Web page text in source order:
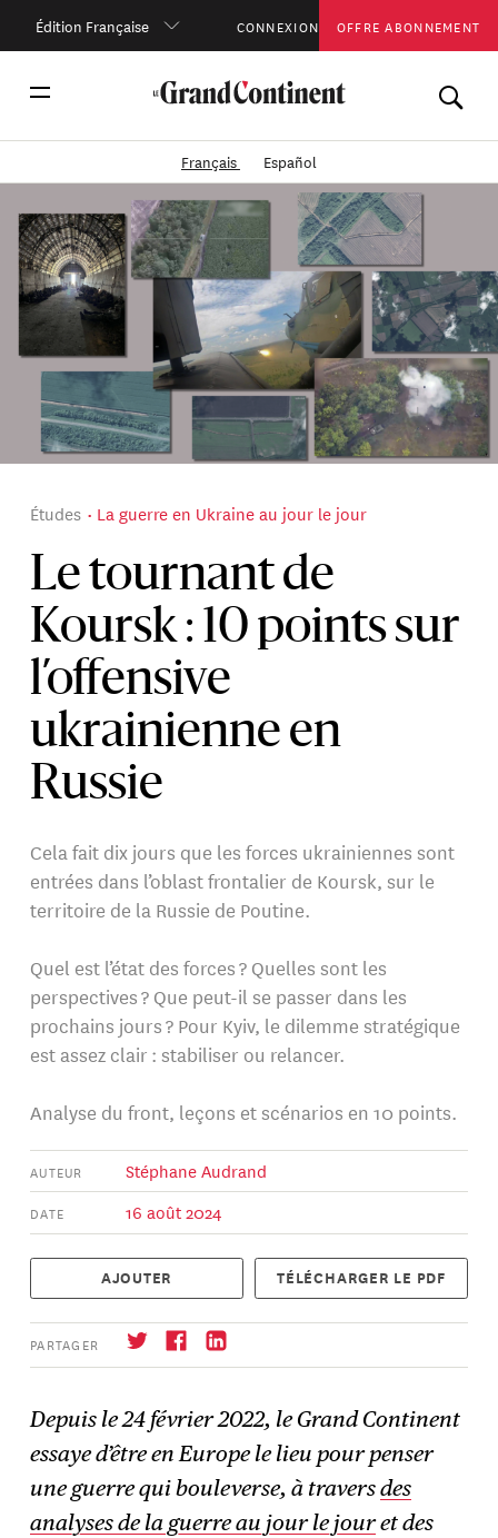
Édition Française CONNEXION OFFRE ABONNEMENT
Français Español
Le tournant de
Koursk : 10 points sur
l’offensive
ukrainienne en
Russie
Études La guerre en Ukraine au jour le jour
Cela fait dix jours que les forces ukrainiennes sont
entrées dans l’oblast frontalier de Koursk, sur le
territoire de la Russie de Poutine.
Quel est l’état des forces ? Quelles sont les
perspectives ? Que peut-il se passer dans les
prochains jours ? Pour Kyiv, le dilemme stratégique
est assez clair : stabiliser ou relancer.
Analyse du front, leçons et scénarios en 10 points.
AUTEUR Stéphane Audrand
DATE 16 août 2024
AJOUTER TÉLÉCHARGER LE PDF
PARTAGER
→ S'abonner
Depuis le 24 février 2022, le Grand Continent
essaye d’être en Europe le lieu pour penser
une guerre qui bouleverse, à traversdes
analyses de la guerre au jour le jouret des